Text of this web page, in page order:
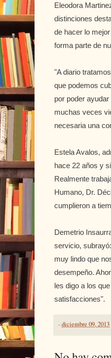
Eleodora
distinciones
de hacer lo
forma parte de
"A diario
que podemos
por poder
muchas veces
necesaria una
Estela Avalos,
hace 22 años y
Realmente
Humano, Dr.
cumplieron a
Demetrio
servicio,
muy lindo que
desempeño.
les digo a los
satisfacciones".
-diciembre 09, 2013